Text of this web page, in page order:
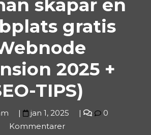
skapar en
gratis
2025 +
TIPS)
jan 1, 2025
0
Kommentarer